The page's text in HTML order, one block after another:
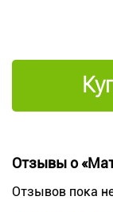
Отзывы о
Отзывов пока